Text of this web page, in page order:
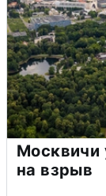
Москвичи
на взрыв